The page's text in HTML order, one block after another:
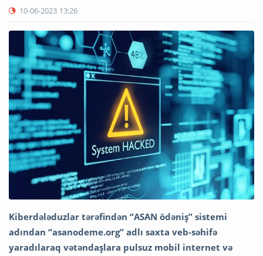
10-06-2023 13:26
Kiberdələduzlar tərəfindən “ASAN ödəniş” sistemi
adından “asanodeme.org” adlı saxta veb-səhifə
yaradılaraq vətəndaşlara pulsuz mobil internet və